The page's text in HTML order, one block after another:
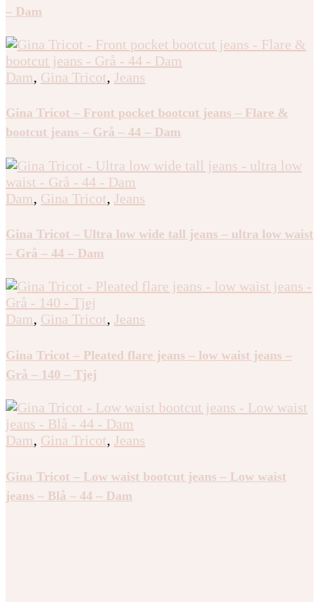
– Dam
Dam, Gina Tricot, Jeans
Gina Tricot – Front pocket bootcut jeans – Flare &
bootcut jeans – Grå – 44 – Dam
Dam, Gina Tricot, Jeans
Gina Tricot – Ultra low wide tall jeans – ultra low waist
– Grå – 44 – Dam
Dam, Gina Tricot, Jeans
Gina Tricot – Pleated flare jeans – low waist jeans –
Grå – 140 – Tjej
Dam, Gina Tricot, Jeans
Gina Tricot – Low waist bootcut jeans – Low waist
jeans – Blå – 44 – Dam